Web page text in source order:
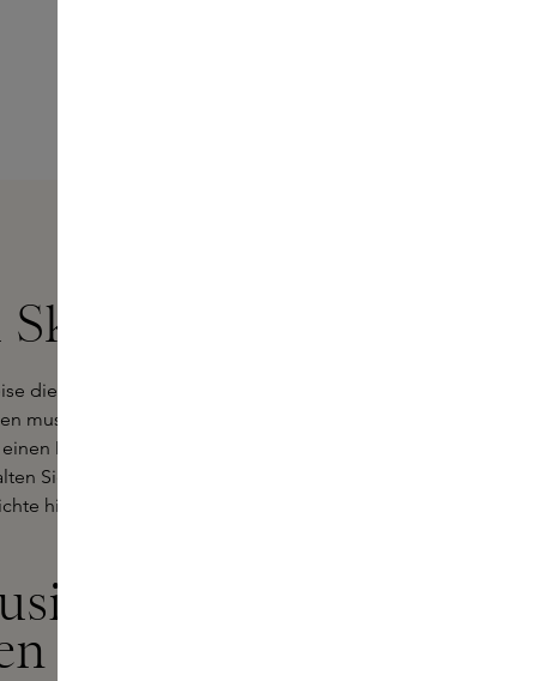
kaufen
die Welten der Musik und des
musikalischen Meilenstein ist.
Duft suchen, der perfekt zu
Sie eine persönliche Beratung
hinter jedem Duft erläutern.
und